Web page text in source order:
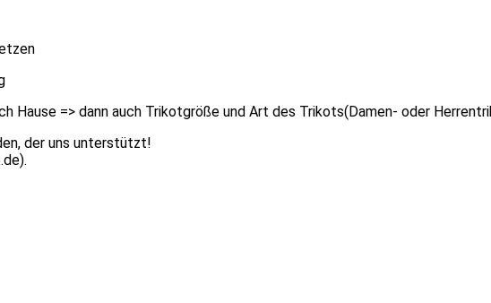
Hause => dann auch Trikotgröße und Art des Trikots(Damen- oder
der uns unterstützt!